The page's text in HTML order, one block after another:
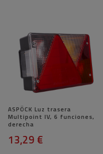
ASPÖCK Luz trasera
Multipoint IV, 6 funciones,
derecha
13,29 €